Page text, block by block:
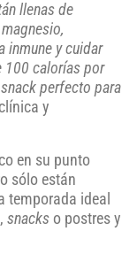
llenas de
inmune y cuidar
100 calorías por
perfecto para
y
en su punto
sólo están
temporada ideal
snacks o postres y